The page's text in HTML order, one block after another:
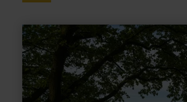
mehr
erfahren
zu:
Kriegsgräberstätte
Mausbach
am
Nassenberg
–